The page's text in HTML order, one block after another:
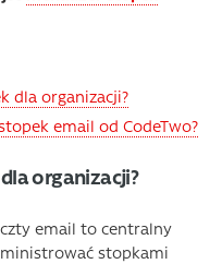
dla organizacji?
email od CodeTwo?
organizacji?
email to centralny
stopkami